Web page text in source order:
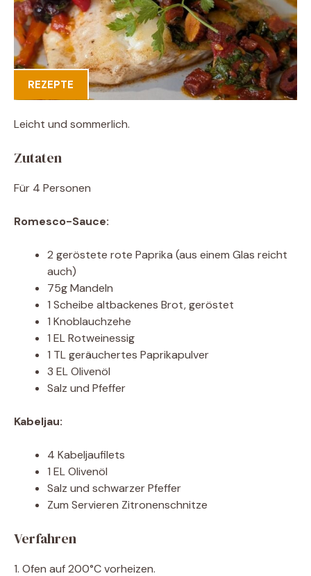
REZEPTE
Leicht und sommerlich.
Zutaten
Für 4 Personen
Romesco-Sauce:
2 geröstete rote Paprika (aus einem Glas reicht
auch)
75g Mandeln
1 Scheibe altbackenes Brot, geröstet
1 Knoblauchzehe
1 EL Rotweinessig
1 TL geräuchertes Paprikapulver
3 EL Olivenöl
Salz und Pfeffer
Kabeljau:
4 Kabeljaufilets
1 EL Olivenöl
Salz und schwarzer Pfeffer
Zum Servieren Zitronenschnitze
Verfahren
1. Ofen auf 200°C vorheizen.